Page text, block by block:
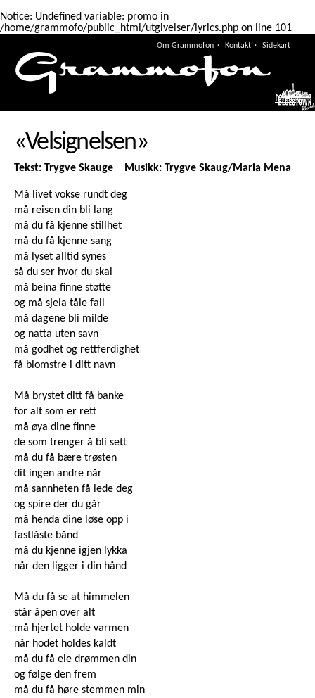
Notice: Undefined variable: promo in
/home/grammofo/public_html/utgivelser/lyrics.php on line 101
Om Grammofon Kontakt Sidekart
Meny
«Velsignelsen»
Tekst: Trygve Skauge Musikk: Trygve Skaug/Maria Mena
Må livet vokse rundt deg
må reisen din bli lang
må du få kjenne stillhet
må du få kjenne sang
må lyset alltid synes
så du ser hvor du skal
må beina finne støtte
og må sjela tåle fall
må dagene bli milde
og natta uten savn
må godhet og rettferdighet
få blomstre i ditt navn
Må brystet ditt få banke
for alt som er rett
må øya dine finne
de som trenger å bli sett
må du få bære trøsten
dit ingen andre når
må sannheten få lede deg
og spire der du går
må henda dine løse opp i
fastlåste bånd
må du kjenne igjen lykka
når den ligger i din hånd
Må du få se at himmelen
står åpen over alt
må hjertet holde varmen
når hodet holdes kaldt
må du få eie drømmen din
og følge den frem
må du få høre stemmen min